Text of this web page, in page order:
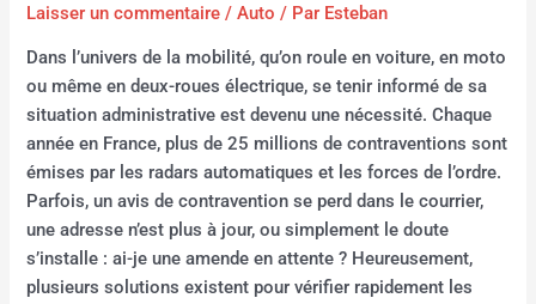
Laisser un commentaire /Auto / Par Esteban
Dans l’univers de la mobilité, qu’on roule en voiture, en moto
ou même en deux-roues électrique, se tenir informé de sa
situation administrative est devenu une nécessité. Chaque
année en France, plus de 25 millions de contraventions sont
émises par les radars automatiques et les forces de l’ordre.
Parfois, un avis de contravention se perd dans le courrier,
une adresse n’est plus à jour, ou simplement le doute
s’installe : ai-je une amende en attente ? Heureusement,
plusieurs solutions existent pour vérifier rapidement les